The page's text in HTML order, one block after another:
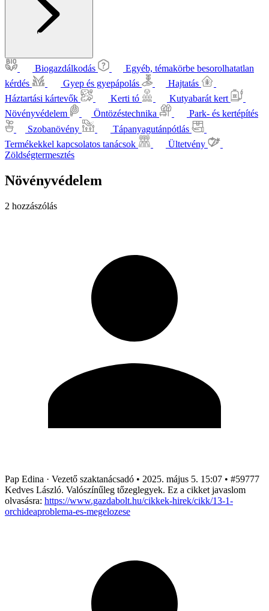
Biogazdálkodás
Egyéb, témakörbe besorolhatatlan
kérdés
Gyep és gyepápolás
Hajtatás
Háztartási kártevők
Kerti tó
Kutyabarát kert
Növényvédelem
Öntözéstechnika
Park- és kertépítés
Szobanövény
Tápanyagutánpótlás
Termékekkel kapcsolatos tanácsok
Ültetvény
Zöldségtermesztés
Növényvédelem
2 hozzászólás
Pap Edina · Vezető szaktanácsadó • 2025. május 5. 15:07 • #59777
Kedves László. Valószínűleg tőzeglegyek. Ez a cikket javaslom
olvasásra: https://www.gazdabolt.hu/cikkek-hirek/cikk/13-1-
orchideaproblema-es-megelozese